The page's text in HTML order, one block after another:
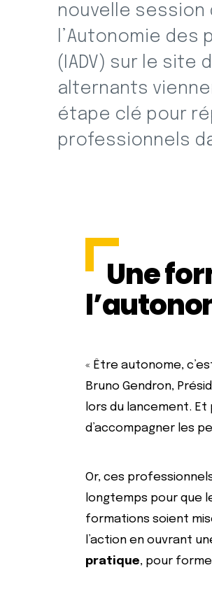
nouvelle session
l’Autonomie
(IADV) sur le site
alternants
étape clé pour
professionnels
Une
« Être autonome,
Bruno Gendron,
lors du lancement.
d’accompagner les
Or, ces
longtemps pour que
formations soient
l’action en ouvrant
pratique, pour